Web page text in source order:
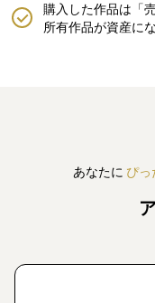
購入した作品は「
所有作品が資産に
あなたに ぴっ